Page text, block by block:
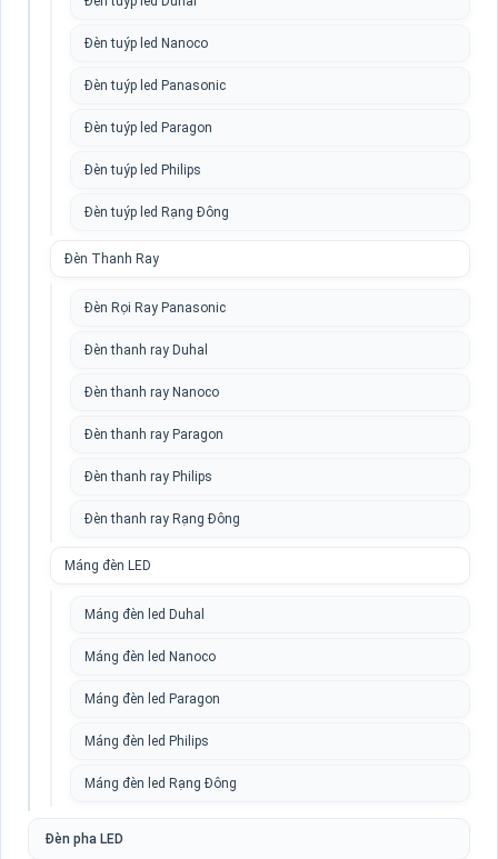
Đèn tuýp led Nanoco
Đèn tuýp led Panasonic
Đèn tuýp led Paragon
Đèn tuýp led Philips
Đèn tuýp led Rạng Đông
Đèn Thanh Ray
Đèn Rọi Ray Panasonic
Đèn thanh ray Duhal
Đèn thanh ray Nanoco
Đèn thanh ray Paragon
Đèn thanh ray Philips
Đèn thanh ray Rạng Đông
Máng đèn LED
Máng đèn led Duhal
Máng đèn led Nanoco
Máng đèn led Paragon
Máng đèn led Philips
Máng đèn led Rạng Đông
Đèn pha LED